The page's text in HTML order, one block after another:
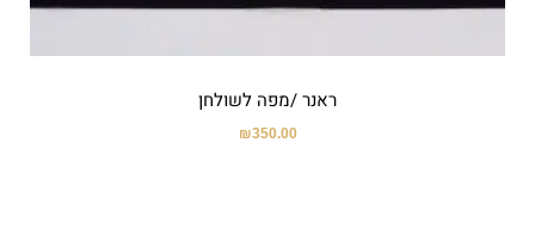
ראנר /מפה לשולחן
₪350.00